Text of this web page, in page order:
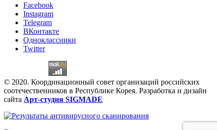
Facebook
Instagram
Telegram
ВКонтакте
Одноклассники
Twitter
© 2020. Координационный совет организаций российских
соотечественников в Республике Корея. Разработка и дизайн
сайта Арт-студия SIGMADE